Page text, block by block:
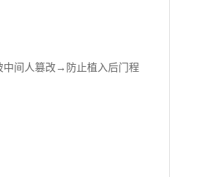
中间人篡改→防止植入后门程